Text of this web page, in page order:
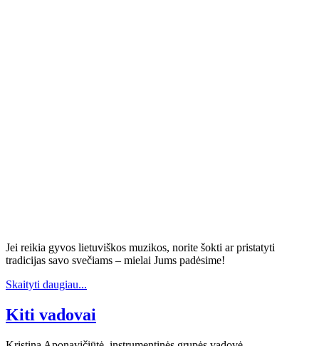
Jei reikia gyvos lietuviškos muzikos, norite šokti ar pristatyti
tradicijas savo svečiams – mielai Jums padėsime!
Skaityti daugiau...
Kiti vadovai